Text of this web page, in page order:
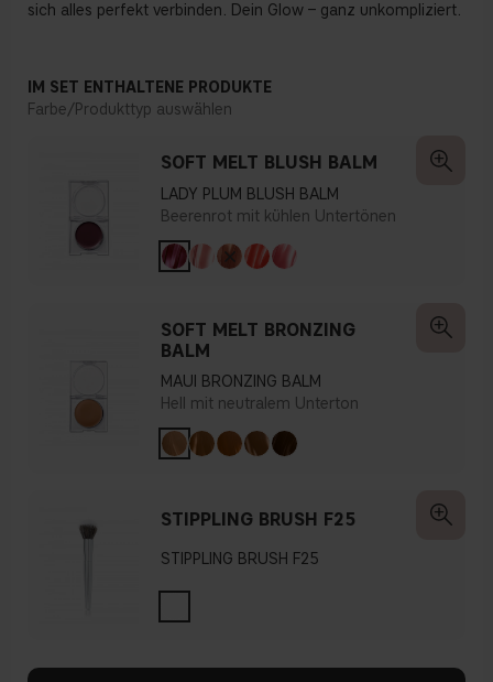
sich alles perfekt verbinden. Dein Glow – ganz unkompliziert.
IM SET ENTHALTENE PRODUKTE
Farbe/Produkttyp auswählen
SOFT MELT BLUSH BALM
LADY PLUM BLUSH BALM
Beerenrot mit kühlen Untertönen
SOFT MELT BRONZING
BALM
MAUI BRONZING BALM
Hell mit neutralem Unterton
STIPPLING BRUSH F25
STIPPLING BRUSH F25